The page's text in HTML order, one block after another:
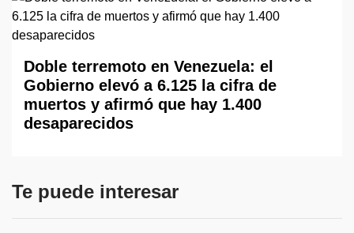
Doble terremoto en Venezuela: el
Gobierno elevó a 6.125 la cifra de
muertos y afirmó que hay 1.400
desaparecidos
Te puede interesar